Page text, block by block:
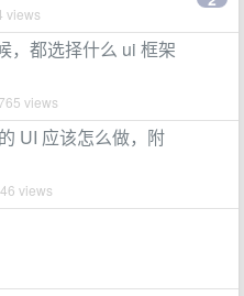
views
，都选择什么 ui 框架
views
UI 应该怎么做，附
views